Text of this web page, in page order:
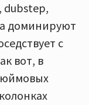
dubstep,
доминируют
с
вот, в